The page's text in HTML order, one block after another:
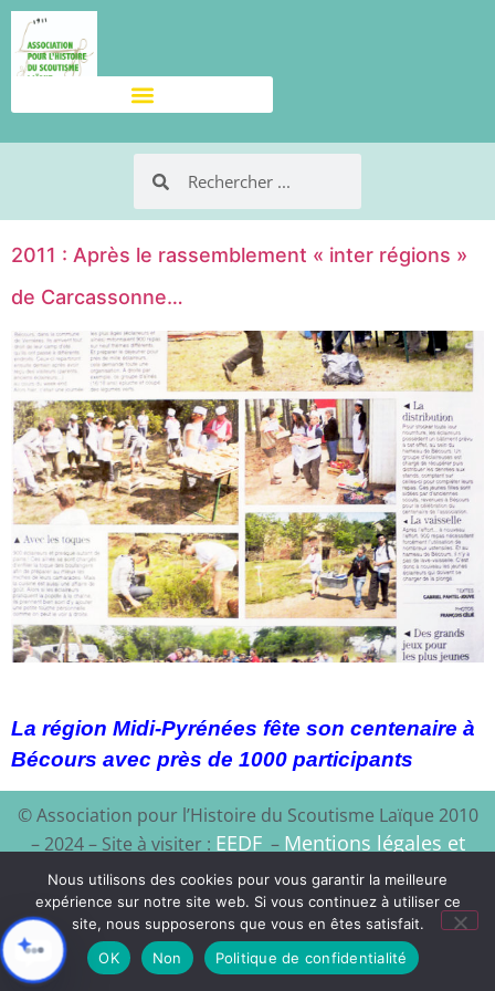
2011 : Après le rassemblement « inter régions »
de Carcassonne…
La région Midi-Pyrénées fête son centenaire à
Bécours avec près de 1000 participants
© Association pour l’Histoire du Scoutisme Laïque 2010
– 2024 – Site à visiter : EEDF– Mentions légales et
politique de confidentialité
Création du site :Xyloon
Nous utilisons des cookies pour vous garantir la meilleure
expérience sur notre site web. Si vous continuez à utiliser ce
site, nous supposerons que vous en êtes satisfait.
OK
Non Politique de confidentialité